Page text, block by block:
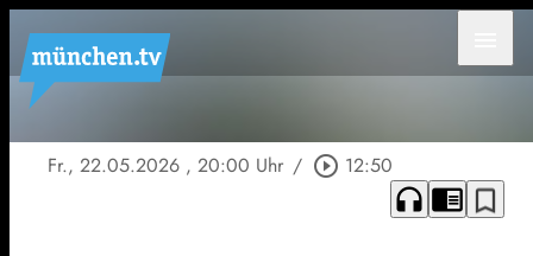
Fr., 22.05.2026 , 20:00 Uhr / play_circle_outline 12:50
headphones chrome_reader_mode bookmark_border